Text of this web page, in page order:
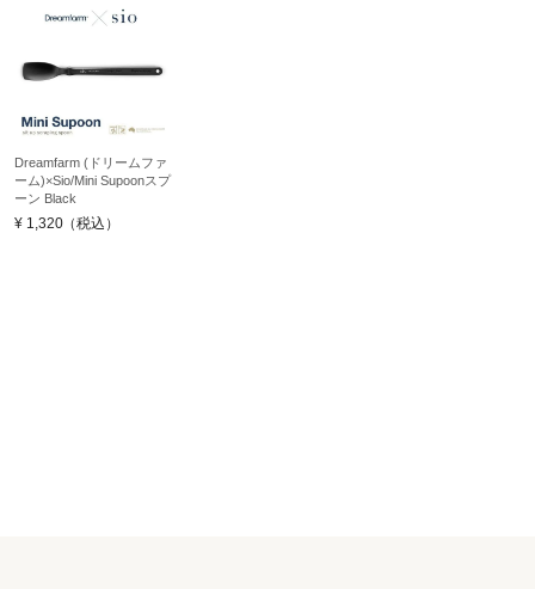
Dreamfarm (ドリームファ
ーム)×Sio/Mini Supoonスプ
ーン Black
¥ 1,320（税込）